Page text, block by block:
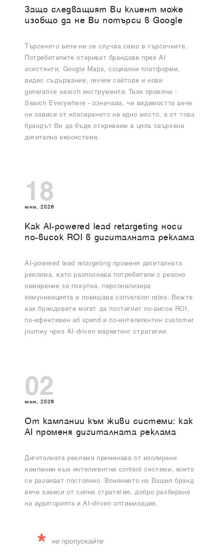
Защо следващият Ви клиент може
изобщо да не Ви потърси в Google
Търсенето вече не се случва само в търсачките.
Потребителите откриват брандове през AI
асистенти, Google Maps, социални платформи,
видео съдържание, review сайтове и нови
generative search инструменти. Тази промяна -
Search Everywhere - означава, че видимостта вече
не зависи от класирането на едно място, а от това
брандът Ви да бъде откриваем в цяла свързана
дигитална екосистема.
18
юни, 2026
Как AI-powered lead retargeting носи
по-висок ROI в дигиталната реклама
AI-powered lead retargeting променя дигиталната
реклама, като разпознава потребители с реално
намерение за покупка, персонализира
комуникацията и повишава conversion rates. Вижте
как брандовете могат да постигнат по-висок ROI,
по-ефективен ad spend и по-интелигентен customer
journey чрез AI-driven маркетинг стратегии.
02
юни, 2026
От кампании към живи системи: как
AI променя дигиталната реклама
Дигиталната реклама преминава от изолирани
кампании към интелигентни content системи, които
се развиват постоянно. Влиянието на Вашия бранд
вече зависи от силна стратегия, добро разбиране
на аудиторията и AI-driven оптимизация.
* не пропускайте